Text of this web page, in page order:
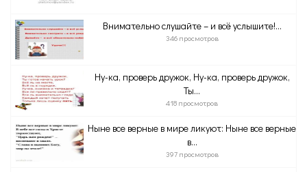
Внимательно слушайте – и всё услышите!...
346 просмотров
Ну-ка, проверь дружок, Ну-ка, проверь дружок,
Ты...
418 просмотров
Ныне все верные в мире ликуют: Ныне все верные
в...
397 просмотров